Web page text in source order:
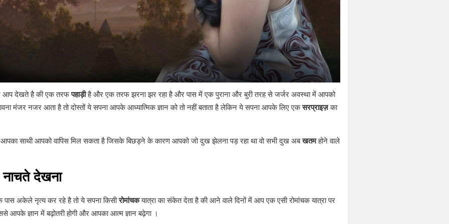
आप देखते है की एक तरफपहाड़ीहै और एक तरफ झरना झर रहा है और पास में एक पुराना और बुरी तरह से जर्जर अवस्था में आपको
मंजर नजर आता है तो दोस्तों ये सपना आपके आध्यात्मिक ज्ञान को तो नहीं बताता है लेकिन ये सपना आपके लिए एकसरप्राइज़का
साथी आपको वापिस मिल सकता है जिसके बिछड्ने के कारण आपको जो दुख झेलना पड़ रहा था वो सभी दुख अबखतमहोने वाले
देखना
अकेले नृत्य कर रहे है तो ये सपना किसीरोमांचकयात्रा का संकेत देता है की आने वाले दिनों में आप एक एसी रोमांचक यात्रा पर
आपके ज्ञान में बढ़ोतरी होगी और आपका आत्म ज्ञान बढ़ेगा ।